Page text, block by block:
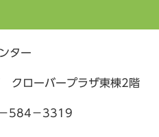
ター
ローバープラザ東棟2階
584－3319